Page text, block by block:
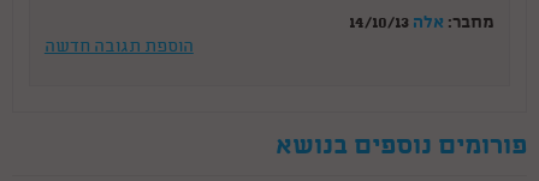
מחבר: אלה
הוספת תגובה חדשה
פורומים נוספים בנושא